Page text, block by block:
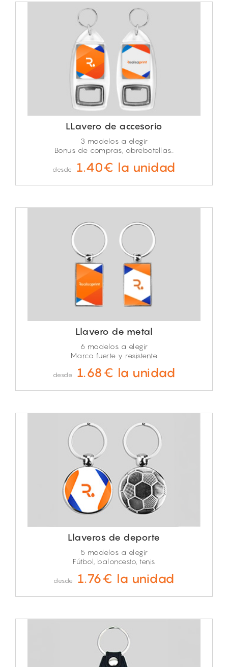
LLavero de accesorio
3 modelos a elegir
Bonus de compras, abrebotellas..
desde 1.40€ la unidad
Llavero de metal
6 modelos a elegir
Marco fuerte y resistente
desde 1.68€ la unidad
Llaveros de deporte
5 modelos a elegir
Fútbol, baloncesto, tenis
desde 1.76€ la unidad